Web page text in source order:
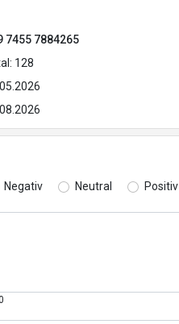
7455 7884265
128
Negativ Neutral Positiv